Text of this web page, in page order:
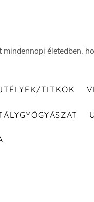
életedben,
TITKOK